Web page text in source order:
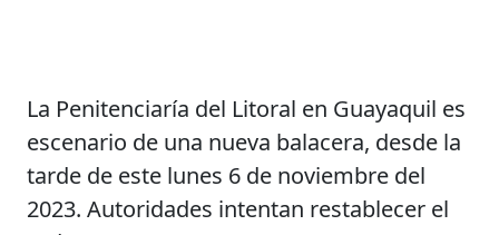
La Penitenciaría del Litoral en Guayaquil es
escenario de una nueva balacera, desde la
tarde de este lunes 6 de noviembre del
2023. Autoridades intentan restablecer el